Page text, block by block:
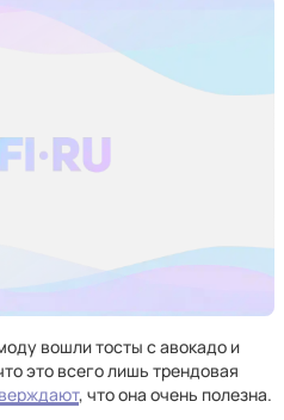
вошли тосты с авокадо и
это всего лишь трендовая
, что она очень полезна.